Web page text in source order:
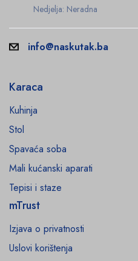
Nedjelja: Neradna
info@naskutak.ba
Karaca
Kuhinja
Stol
Spavaća soba
Mali kućanski aparati
Tepisi i staze
mTrust
Izjava o privatnosti
Uslovi korištenja